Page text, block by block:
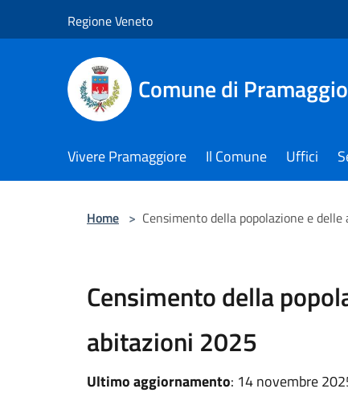
Regione Veneto
Comune di
Vivere Pramaggiore Il Comune Uffici
Home > Censimento della popolazione e
Censimento della
abitazioni 2025
Ultimo aggiornamento: 14 novembre